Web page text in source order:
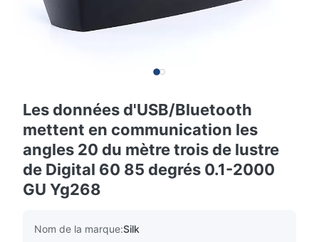
Les données d'USB/Bluetooth
mettent en communication les
angles 20 du mètre trois de lustre
de Digital 60 85 degrés 0.1-2000
GU Yg268
Nom de la marque:Silk